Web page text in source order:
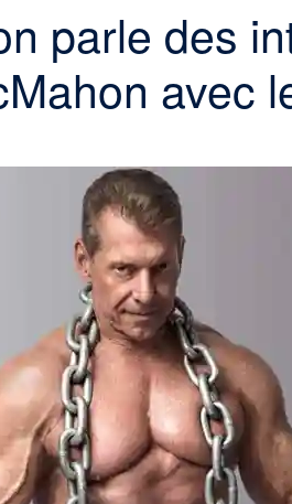
parle des
avec